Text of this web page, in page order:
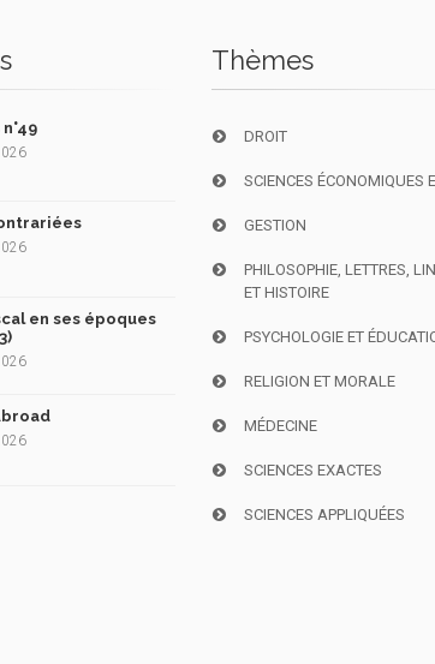
en ses époques
Thèmes
DROIT
SCIENCES ÉCONOMIQUES
GESTION
PHILOSOPHIE, LETTRES,
ET HISTOIRE
PSYCHOLOGIE ET
RELIGION ET MORALE
MÉDECINE
SCIENCES EXACTES
SCIENCES APPLIQUÉES